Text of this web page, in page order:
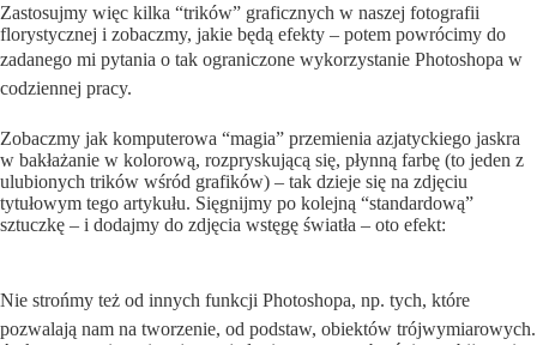
Zastosujmy więc kilka “trików” graficznych w naszej fotografii
florystycznej i zobaczmy, jakie będą efekty – potem powrócimy do
zadanego mi pytania o tak ograniczone wykorzystanie Photoshopa w
codziennej pracy.
Zobaczmy jak komputerowa “magia” przemienia azjatyckiego jaskra
w bakłażanie w kolorową, rozpryskującą się, płynną farbę (to jeden z
ulubionych trików wśród grafików) – tak dzieje się na zdjęciu
tytułowym tego artykułu. Sięgnijmy po kolejną “standardową”
sztuczkę – i dodajmy do zdjęcia wstęgę światła – oto efekt:
Nie strońmy też od innych funkcji Photoshopa, np. tych, które
pozwalają nam na tworzenie, od podstaw, obiektów trójwymiarowych.